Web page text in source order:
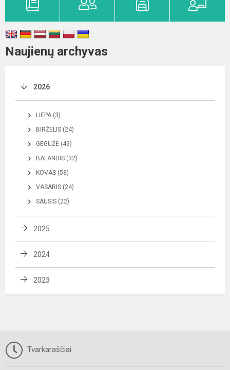
Naujienų archyvas
2026
LIEPA (3)
BIRŽELIS (24)
GEGUŽĖ (49)
BALANDIS (32)
KOVAS (58)
VASARIS (24)
SAUSIS (22)
2025
2024
2023
Tvarkaraščiai